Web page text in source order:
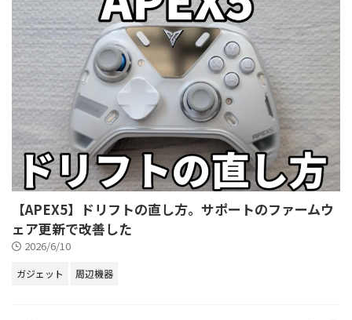
【APEX5】ドリフトの直し方。サポートのファームウ
ェア更新で改善した
2026/6/10
ガジェット 周辺機器